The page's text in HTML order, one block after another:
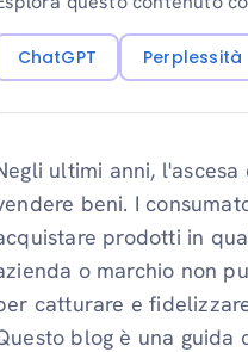
ChatGPT Perplessità
ultimi anni,
beni. I
prodotti in
o marchio non
catturare e
blog è una